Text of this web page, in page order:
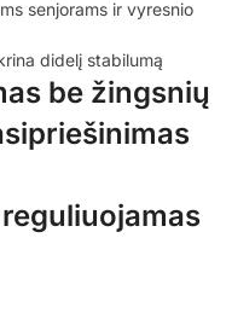
senjorams ir vyresnio
didelį stabilumą
be žingsnių